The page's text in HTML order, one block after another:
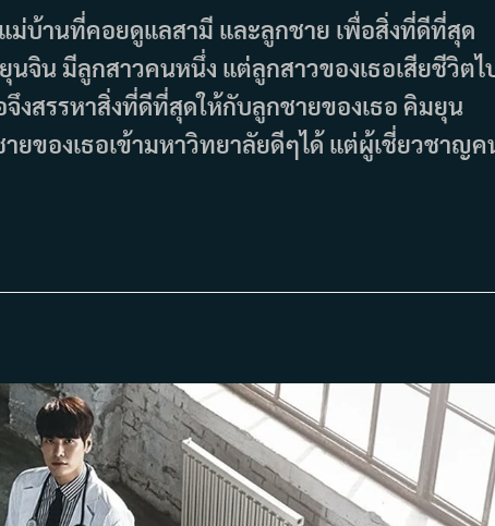
บ้านที่คอยดูแลสามี และลูกชาย เพื่อสิ่งที่ดีที่สุด
นจิน มีลูกสาวคนหนึ่ง แต่ลูกสาวของเธอเสียชีวิตไ
งสรรหาสิ่งที่ดีที่สุดให้กับลูกชายของเธอ คิมยุน
ยของเธอเข้ามหาวิทยาลัยดีๆได้ แต่ผู้เชี่ยวชาญค